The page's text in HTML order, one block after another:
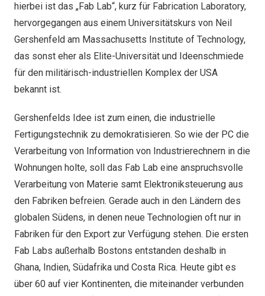
hierbei ist das „Fab Lab“, kurz für Fabrication Laboratory,
hervorgegangen aus einem Universitätskurs von Neil
Gershenfeld am Massachusetts Institute of Technology,
das sonst eher als Elite-Universität und Ideenschmiede
für den militärisch-industriellen Komplex der USA
bekannt ist.
Gershenfelds Idee ist zum einen, die industrielle
Fertigungstechnik zu demokratisieren. So wie der PC die
Verarbeitung von Information von Industrierechnern in die
Wohnungen holte, soll das Fab Lab eine anspruchsvolle
Verarbeitung von Materie samt Elektroniksteuerung aus
den Fabriken befreien. Gerade auch in den Ländern des
globalen Südens, in denen neue Technologien oft nur in
Fabriken für den Export zur Verfügung stehen. Die ersten
Fab Labs außerhalb Bostons entstanden deshalb in
Ghana, Indien, Südafrika und Costa Rica. Heute gibt es
über 60 auf vier Kontinenten, die miteinander verbunden